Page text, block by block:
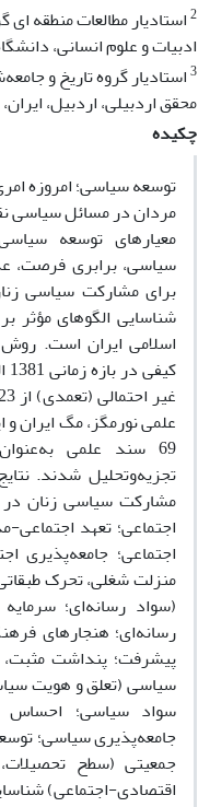
2استادیار مطالعات منطقه
ادبیات و علوم انسانی، دانشگاه
3استادیار گروه تاریخ و
محقق اردبیلی، اردبیل، ایران،
چکیده
توسعه سیاسی؛ امروزه
مردان در مسائل سیاسی
معیارهای توسعه
سیاسی، برابری فرصت،
برای مشارکت سیاسی
شناسایی الگوهای مؤثر
اسلامی ایران است.
علمی نورمگز، مگ ایران و
69 سند علمی
تجزیه‌وتحلیل شدند.
مشارکت سیاسی زنان
اجتماعی؛ تعهد
اجتماعی؛ جامعه‌پذیری
منزلت شغلی، تحرک
(سواد رسانه‌ای؛
رسانه‌ای؛ هنجارهای
پیشرفت؛ پنداشت مثبت،
سیاسی (تعلق و هویت
سواد سیاسی؛ احساس
جامعه‌پذیری سیاسی؛
جمعیتی (سطح
اقتصادی-اجتماعی)